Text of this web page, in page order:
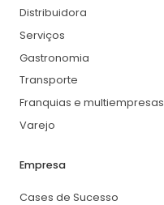
Distribuidora
Serviços
Gastronomia
Transporte
Franquias e multiempresas
Varejo
Empresa
Cases de Sucesso